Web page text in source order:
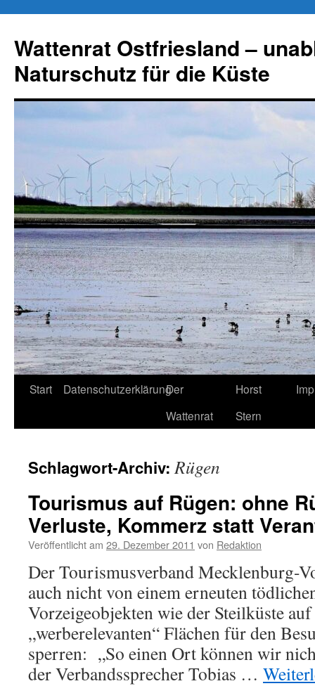
springen
Wattenrat Ostfriesland –
Naturschutz für die Küste
Start DatenschutzerklärungDer
Wattenrat
Horst
Stern
Schlagwort-Archiv:Rügen
Tourismus auf Rügen: ohne
Verluste, Kommerz statt
Veröffentlicht am 29. Dezember 2011 von Redaktion
Der Tourismusverband Mecklenburg-
auch nicht von einem erneuten
Vorzeigeobjekten wie der Steilküste
„werberelevanten“ Flächen für den
sperren: „So einen Ort können wir
der Verbandssprecher Tobias …